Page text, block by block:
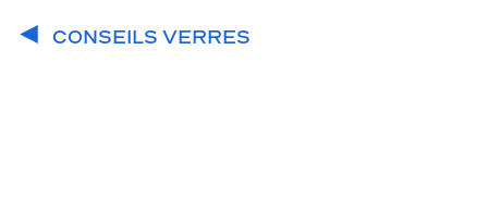
CONSEILS VERRES